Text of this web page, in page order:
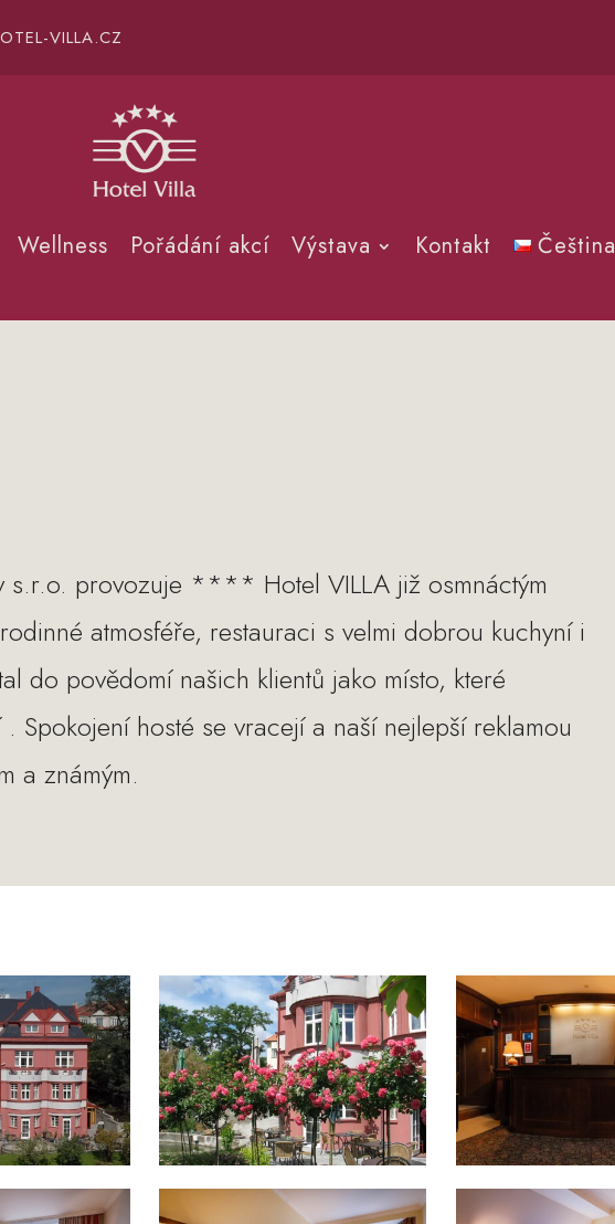
VILLA.CZ
Wellness Pořádání akcí Výstava Kontakt Čeština
s.r.o. provozuje **** Hotel VILLA již osmnáctým
atmosféře, restauraci s velmi dobrou kuchyní i
do povědomí našich klientů jako místo, které
Spokojení hosté se vracejí a naší nejlepší reklamou
a známým.